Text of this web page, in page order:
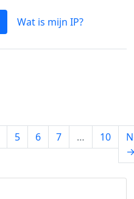
Wat is mijn IP?
5 6 7 … 10